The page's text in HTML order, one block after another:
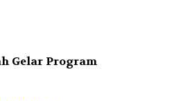
Gelar Program